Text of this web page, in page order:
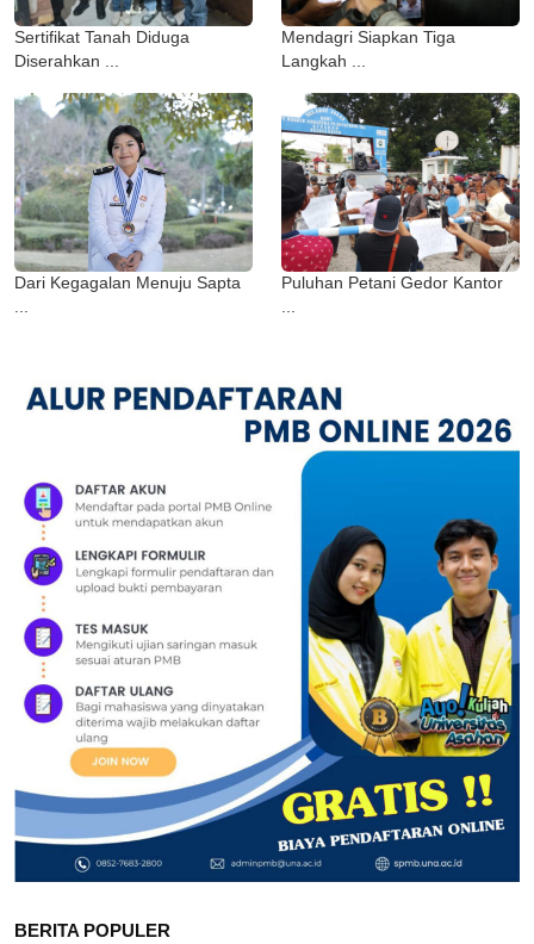
Sertifikat Tanah Diduga
Diserahkan ...
Mendagri Siapkan Tiga
Langkah ...
Dari Kegagalan Menuju Sapta
...
Puluhan Petani Gedor Kantor
...
BERITA POPULER